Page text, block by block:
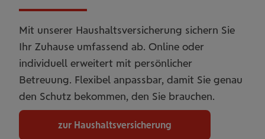
Mit unserer Haushaltsversicherung sichern Sie
Ihr Zuhause umfassend ab. Online oder
individuell erweitert mit persönlicher
Betreuung. Flexibel anpassbar, damit Sie genau
den Schutz bekommen, den Sie brauchen.
zur Haushaltsversicherung